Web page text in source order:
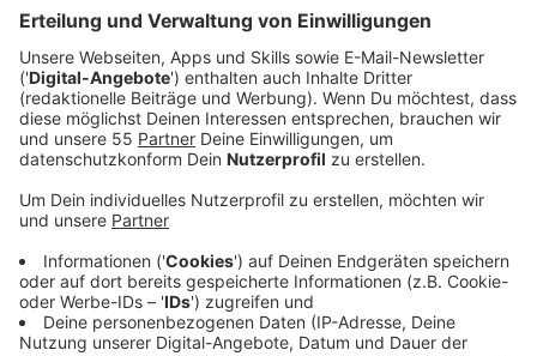
Anzeige
Gesundheitsamt sucht in Kitas
beispielsweise nicht mehr gezielt nach
Kontaktpersonen?
Anzeige
Der Regelfall soll sein, dass nur noch das betroffene
Kind zu Hause bleiben muss. Die anderen werden dann
dazu verpflichtet, Schnelltests durchzuführen, das ist